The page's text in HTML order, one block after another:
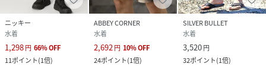
ニッキー
水着
1,298円 66%OFF
11ポイント(1倍)
ABBEY CORNER
水着
2,692 円 10%OFF
24ポイント(1倍)
SILVER BULLET
水着
3,520円
32ポイント(1倍)